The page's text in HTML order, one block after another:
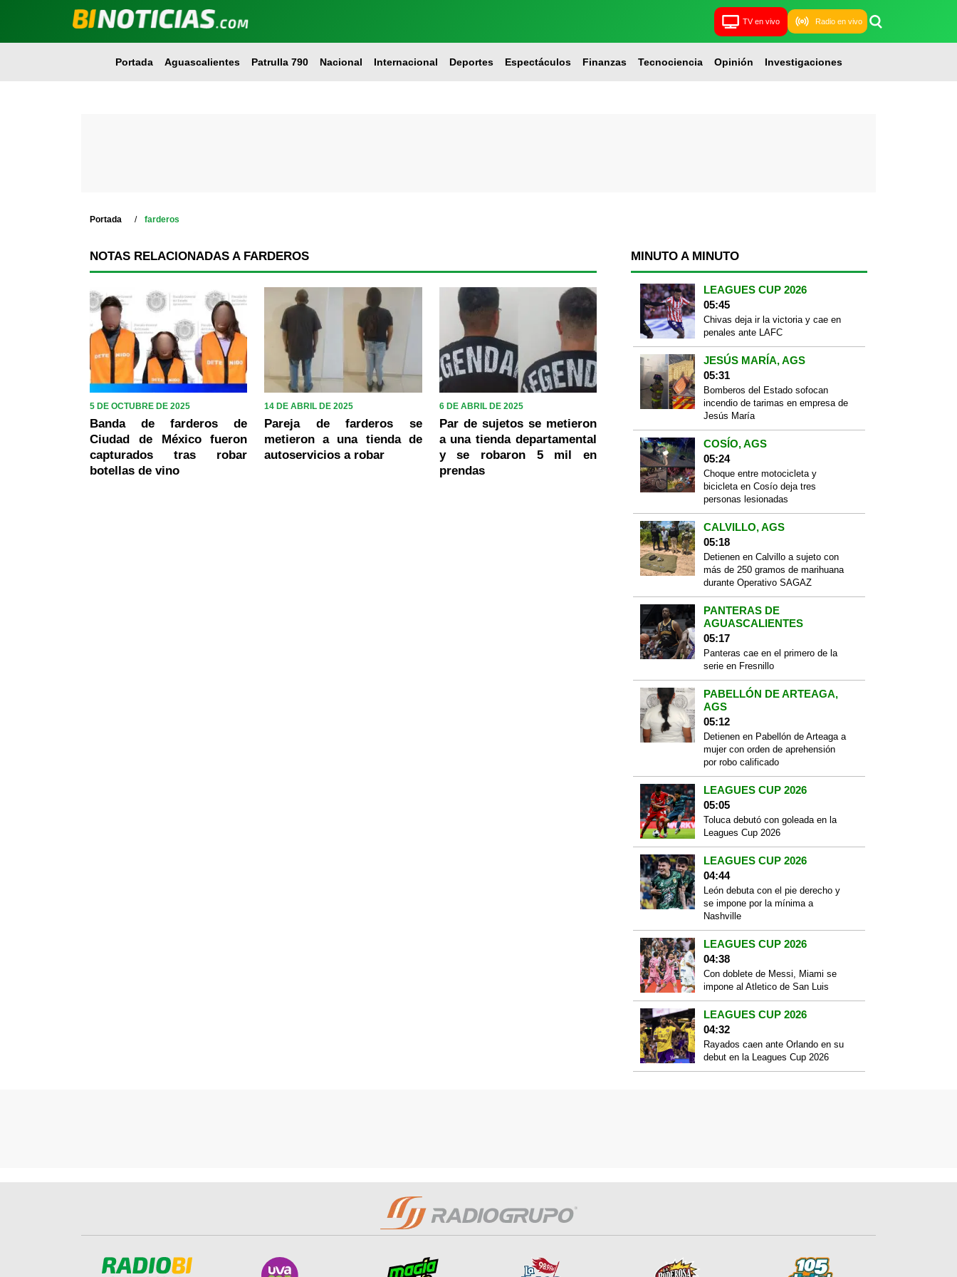
TV en vivo Radio en vivo
Portada Aguascalientes Patrulla 790 Nacional Internacional Deportes Espectáculos Finanzas Tecnociencia Opinión Investigaciones
Portada farderos
NOTAS RELACIONADAS A FARDEROS
5 DE OCTUBRE DE 2025
Banda de farderos de
Ciudad de México fueron
capturados tras robar
botellas de vino
14 DE ABRIL DE 2025
Pareja de farderos se
metieron a una tienda de
autoservicios a robar
6 DE ABRIL DE 2025
Par de sujetos se metieron
a una tienda departamental
y se robaron 5 mil en
prendas
MINUTO A MINUTO
LEAGUES CUP 2026
05:45
Chivas deja ir la victoria y cae en
penales ante LAFC
JESÚS MARÍA, AGS
05:31
Bomberos del Estado sofocan
incendio de tarimas en empresa de
Jesús María
COSÍO, AGS
05:24
Choque entre motocicleta y
bicicleta en Cosío deja tres
personas lesionadas
CALVILLO, AGS
05:18
Detienen en Calvillo a sujeto con
más de 250 gramos de marihuana
durante Operativo SAGAZ
PANTERAS DE
AGUASCALIENTES
05:17
Panteras cae en el primero de la
serie en Fresnillo
PABELLÓN DE ARTEAGA,
AGS
05:12
Detienen en Pabellón de Arteaga a
mujer con orden de aprehensión
por robo calificado
LEAGUES CUP 2026
05:05
Toluca debutó con goleada en la
Leagues Cup 2026
LEAGUES CUP 2026
04:44
León debuta con el pie derecho y
se impone por la mínima a
Nashville
LEAGUES CUP 2026
04:38
Con doblete de Messi, Miami se
impone al Atletico de San Luis
LEAGUES CUP 2026
04:32
Rayados caen ante Orlando en su
debut en la Leagues Cup 2026